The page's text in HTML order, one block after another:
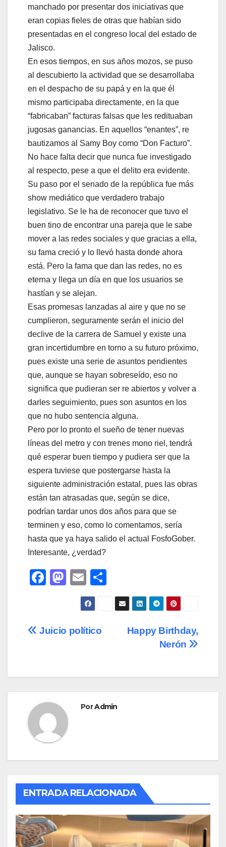
manchado por presentar dos iniciativas que
eran copias fieles de otras que habían sido
presentadas en el congreso local del estado de
Jalisco.
En esos tiempos, en sus años mozos, se puso
al descubierto la actividad que se desarrollaba
en el despacho de su papá y en la que él
mismo participaba directamente, en la que
“fabricaban” facturas falsas que les redituaban
jugosas ganancias. En aquellos “enantes”, re
bautizamos al Samy Boy como “Don Facturo”.
No hace falta decir que nunca fue investigado
al respecto, pese a que el delito era evidente.
Su paso por el senado de la república fue más
show mediático que verdadero trabajo
legislativo. Se le ha de reconocer que tuvo el
buen tino de encontrar una pareja que le sabe
mover a las redes sociales y que gracias a ella,
su fama creció y lo llevó hasta donde ahora
está. Pero la fama que dan las redes, no es
eterna y llega un día en que los usuarios se
hastían y se alejan.
Esas promesas lanzadas al aire y que no se
cumplieron, seguramente serán el inicio del
declive de la carrera de Samuel y existe una
gran incertidumbre en torno a su futuro próximo,
pues existe una serie de asuntos pendientes
que, aunque se hayan sobreseído, eso no
significa que pudieran ser re abiertos y volver a
darles seguimiento, pues son asuntos en los
que no hubo sentencia alguna.
Pero por lo pronto el sueño de tener nuevas
líneas del metro y con trenes mono riel, tendrá
qué esperar buen tiempo y pudiera ser que la
espera tuviese que postergarse hasta la
siguiente administración estatal, pues las obras
están tan atrasadas que, según se dice,
podrían tardar unos dos años para que se
terminen y eso, como lo comentamos, sería
hasta que ya haya salido el actual FosfoGober.
Interesante, ¿verdad?
F
e
o
M
o
d
n
E
m
ail
o
m
Navegación
entradas
Happy Birthday,
Nerón
Juicio político
PorAdmin
ENTRADA RELACIONADA